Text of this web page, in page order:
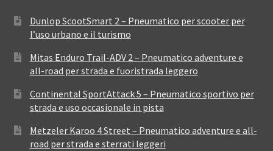
Dunlop ScootSmart 2 – Pneumatico per scooter per
l’uso urbano e il turismo
Mitas Enduro Trail-ADV 2 – Pneumatico adventure e
all-road per strada e fuoristrada leggero
Continental SportAttack 5 – Pneumatico sportivo per
strada e uso occasionale in pista
Metzeler Karoo 4 Street – Pneumatico adventure e all-
road per strada e sterrati leggeri